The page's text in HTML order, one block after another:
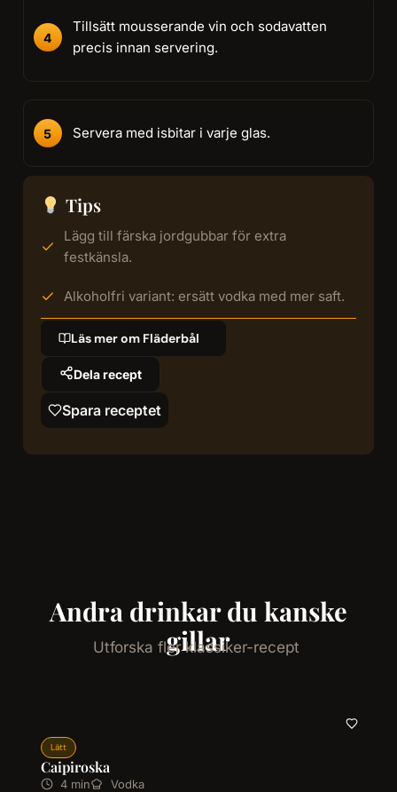
Tillsätt mousserande vin och sodavatten
precis innan servering.
Servera med isbitar i varje glas.
Tips
Lägg till färska jordgubbar för extra
festkänsla.
Alkoholfri variant: ersätt vodka med mer saft.
Läs mer om Fläderbål
Dela recept
Spara receptet
Andra drinkar du kanske
gillar
Utforska fler klassiker-recept
Lätt
Caipiroska
4 min Vodka